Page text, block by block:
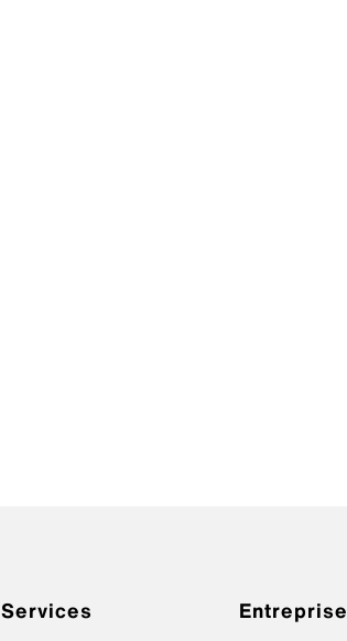
Services
Entreprise